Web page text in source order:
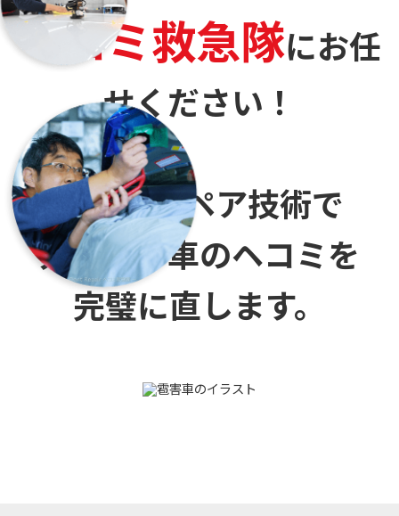
ヘコミ救急隊にお任
せください！
デントリペア技術で
大切なお車のヘコミを
完璧に直します。